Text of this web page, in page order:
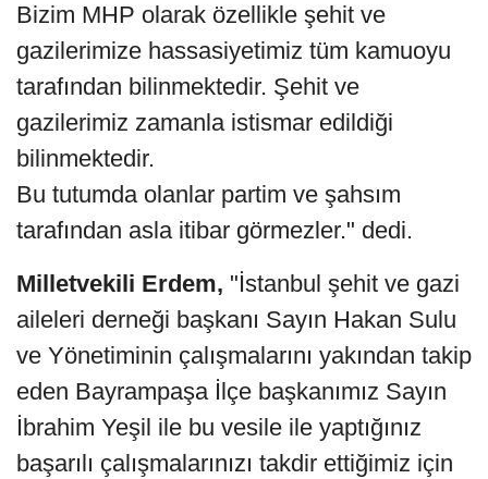
Bizim MHP olarak özellikle şehit ve
gazilerimize hassasiyetimiz tüm kamuoyu
tarafından bilinmektedir. Şehit ve
gazilerimiz zamanla istismar edildiği
bilinmektedir.
Bu tutumda olanlar partim ve şahsım
tarafından asla itibar görmezler." dedi.
Milletvekili Erdem, "İstanbul şehit ve gazi
aileleri derneği başkanı Sayın Hakan Sulu
ve Yönetiminin çalışmalarını yakından takip
eden Bayrampaşa İlçe başkanımız Sayın
İbrahim Yeşil ile bu vesile ile yaptığınız
başarılı çalışmalarınızı takdir ettiğimiz için